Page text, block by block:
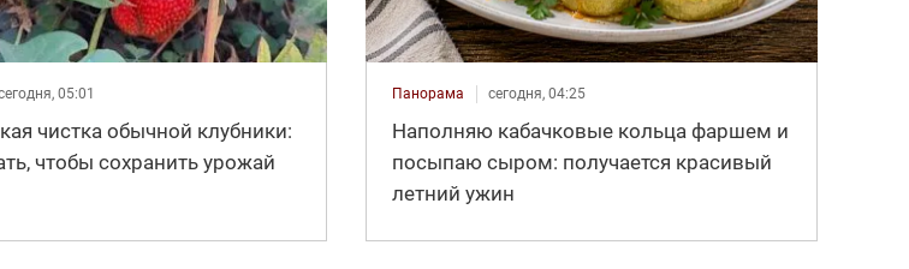
05:01
чистка обычной клубники:
чтобы сохранить урожай
Панорама сегодня, 04:25
Наполняю кабачковые кольца фаршем и
посыпаю сыром: получается красивый
летний ужин